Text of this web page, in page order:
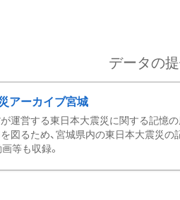
データの
アーカイブ宮城
運営する東日本大震災に関する記憶
図るため、宮城県内の東日本大震災の
等も収録。